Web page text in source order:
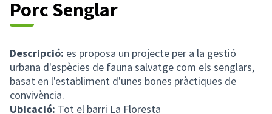
Porc Senglar
Descripció: es proposa un projecte per a la gestió
urbana d'espècies de fauna salvatge com els senglars,
basat en l'establiment d'unes bones pràctiques de
convivència.
Ubicació: Tot el barri La Floresta